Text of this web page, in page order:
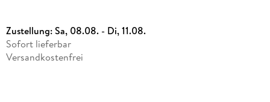
Zustellung:Sa, 08.08. - Di, 11.08.
Sofort lieferbar
Versandkostenfrei